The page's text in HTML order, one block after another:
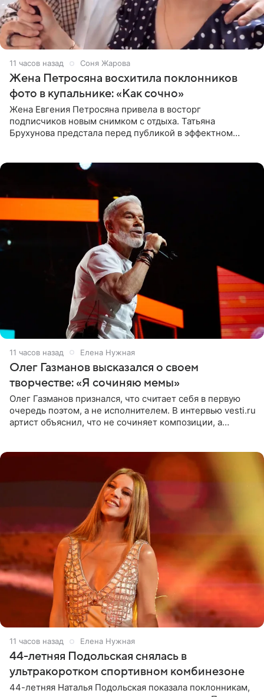
11 часов назад Соня Жарова
Жена Петросяна восхитила поклонников
фото в купальнике: «Как сочно»
Жена Евгения Петросяна привела в восторг
подписчиков новым снимком с отдыха. Татьяна
Брухунова предстала перед публикой в эффектном
11 часов назад Елена Нужная
Олег Газманов высказался о своем
творчестве: «Я сочиняю мемы»
Олег Газманов признался, что считает себя в первую
очередь поэтом, а не исполнителем. В интервью vesti.ru
артист объяснил, что не сочиняет композиции, а
11 часов назад Елена Нужная
44-летняя Подольская снялась в
ультракоротком спортивном комбинезоне
44-летняя Наталья Подольская показала поклонникам,